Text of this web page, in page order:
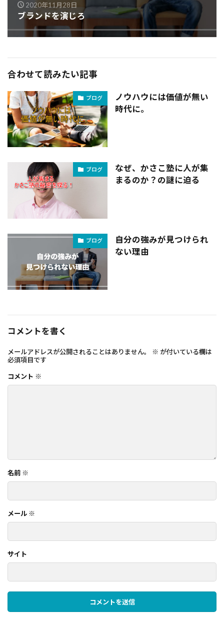
2020年11月28日
ブランドを演じろ
合わせて読みたい記事
ブログ
ノウハウには価値が無い
時代に。
ブログ
なぜ、かさこ塾に人が集
まるのか？の謎に迫る
ブログ
自分の強みが見つけられ
ない理由
コメントを書く
メールアドレスが公開されることはありません。 ※ が付いている欄は
必須項目です
コメント ※
名前 ※
メール ※
サイト